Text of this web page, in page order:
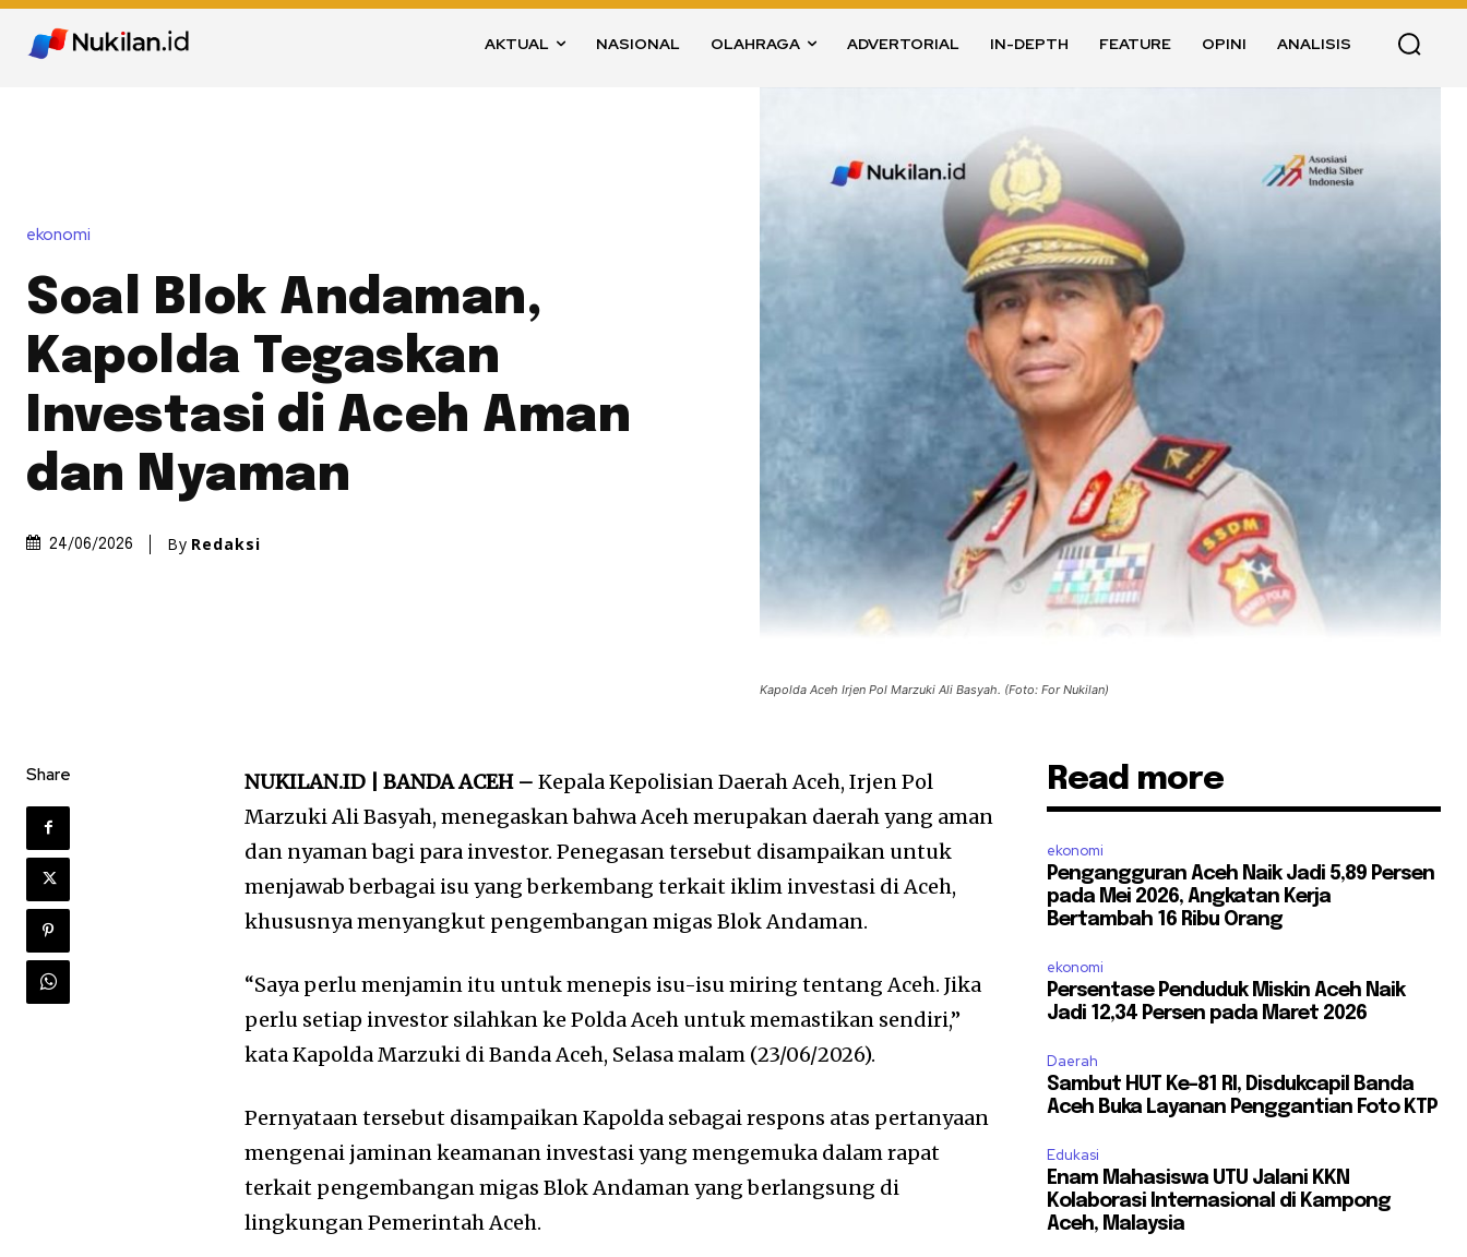
AKTUAL NASIONAL OLAHRAGA ADVERTORIAL IN-DEPTH FEATURE OPINI ANALISIS
ekonomi
Soal Blok Andaman,
Kapolda Tegaskan
Investasi di Aceh Aman
dan Nyaman
24/06/2026 By Redaksi
Kapolda Aceh Irjen Pol Marzuki Ali Basyah. (Foto: For Nukilan)
Share NUKILAN.ID | BANDA ACEH – Kepala Kepolisian Daerah Aceh, Irjen Pol
Marzuki Ali Basyah, menegaskan bahwa Aceh merupakan daerah yang aman
dan nyaman bagi para investor. Penegasan tersebut disampaikan untuk
menjawab berbagai isu yang berkembang terkait iklim investasi di Aceh,
khususnya menyangkut pengembangan migas Blok Andaman.
“Saya perlu menjamin itu untuk menepis isu-isu miring tentang Aceh. Jika
perlu setiap investor silahkan ke Polda Aceh untuk memastikan sendiri,”
kata Kapolda Marzuki di Banda Aceh, Selasa malam (23/06/2026).
Pernyataan tersebut disampaikan Kapolda sebagai respons atas pertanyaan
mengenai jaminan keamanan investasi yang mengemuka dalam rapat
terkait pengembangan migas Blok Andaman yang berlangsung di
lingkungan Pemerintah Aceh.
Read more
ekonomi
Pengangguran Aceh Naik Jadi 5,89 Persen
pada Mei 2026, Angkatan Kerja
Bertambah 16 Ribu Orang
ekonomi
Persentase Penduduk Miskin Aceh Naik
Jadi 12,34 Persen pada Maret 2026
Daerah
Sambut HUT Ke-81 RI, Disdukcapil Banda
Aceh Buka Layanan Penggantian Foto KTP
Edukasi
Enam Mahasiswa UTU Jalani KKN
Kolaborasi Internasional di Kampong
Aceh, Malaysia